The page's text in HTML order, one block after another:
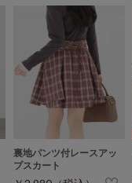
裏地パンツ付レースアッ
プスカート